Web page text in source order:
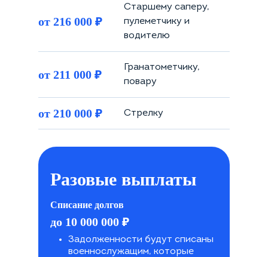
от 216 000 ₽
Старшему саперу,
пулеметчику и
водителю
от 211 000 ₽
Гранатометчику,
повару
от 210 000 ₽ Стрелку
Разовые выплаты
Списание долгов
до 10 000 000 ₽
Задолженности будут списаны
военнослужащим, которые